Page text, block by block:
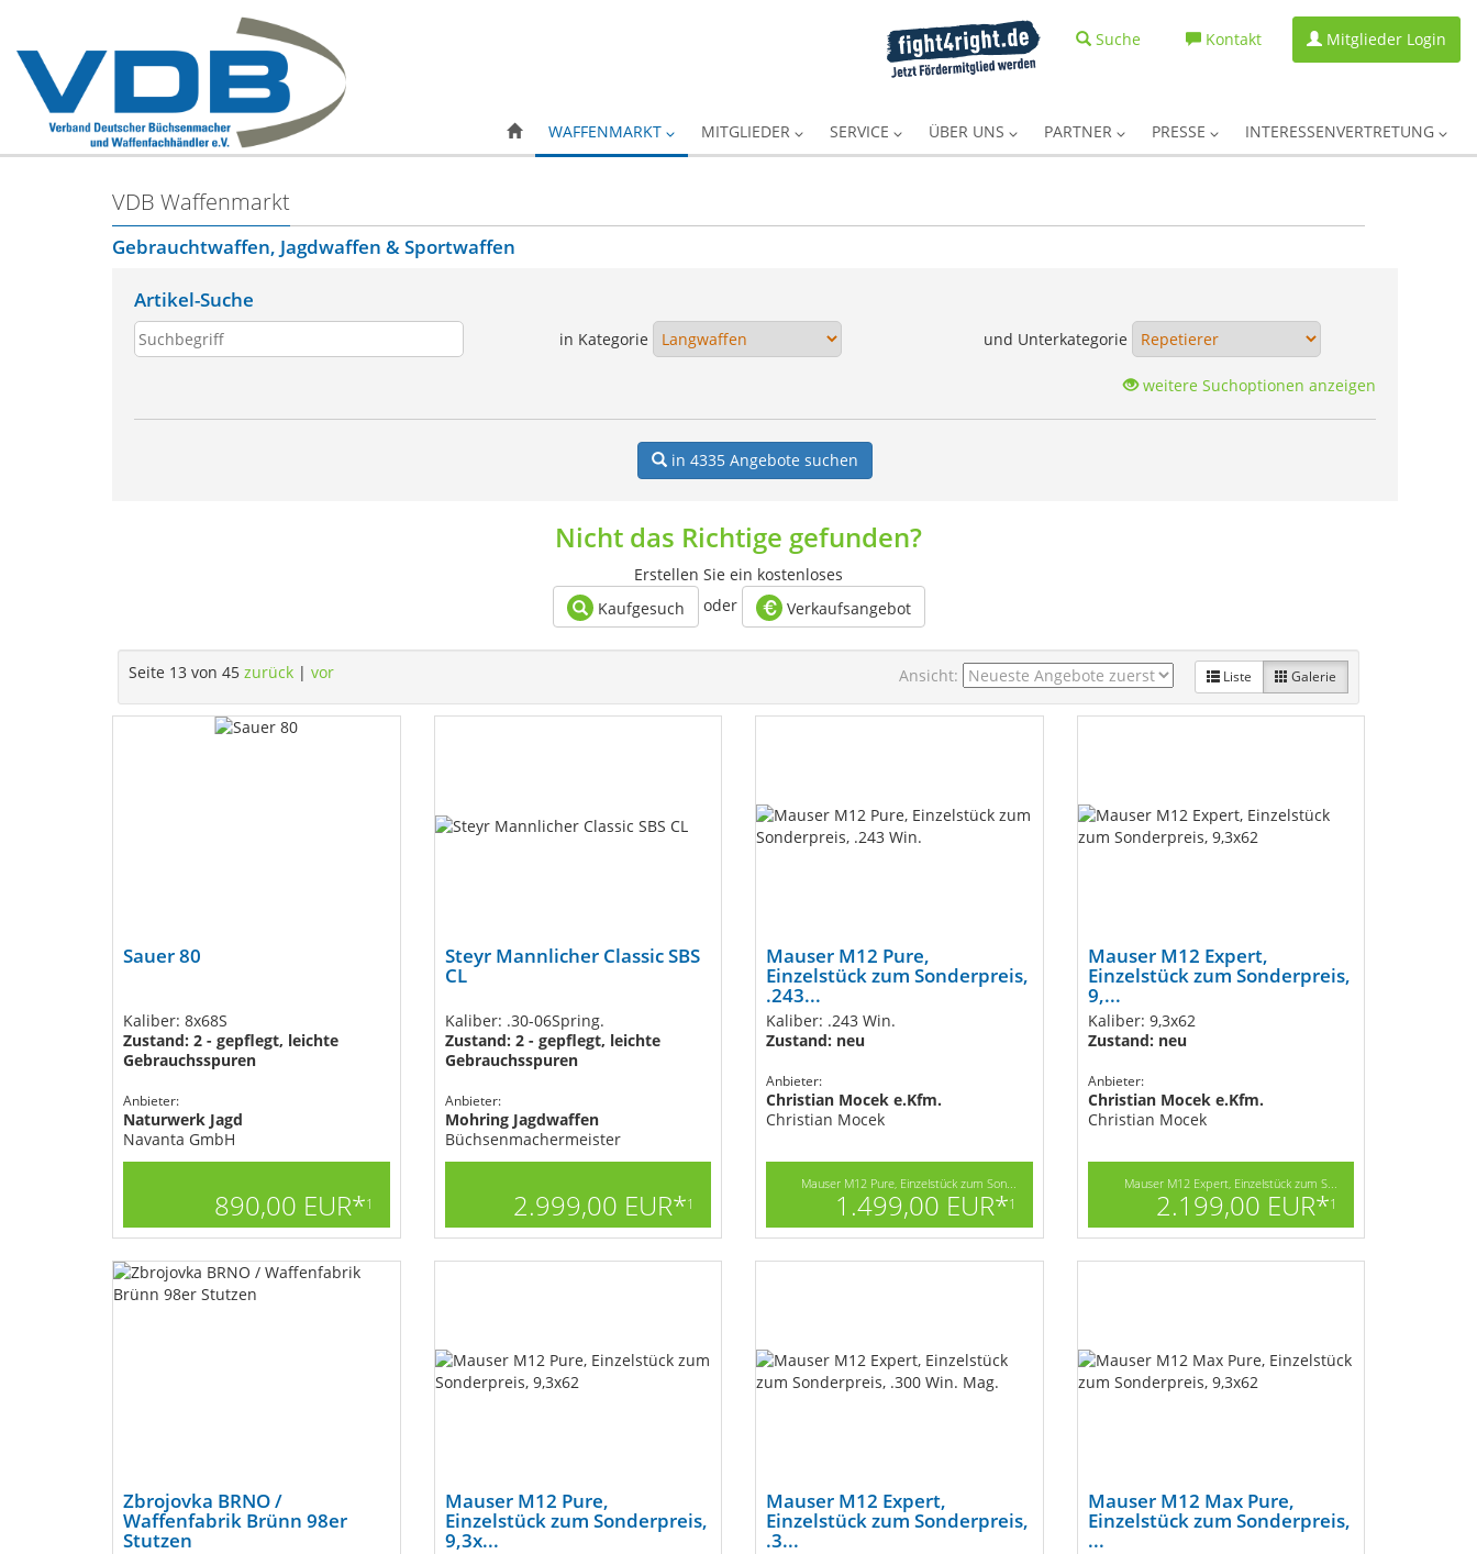
Suche Kontakt Mitglieder Login
WAFFENMARKT MITGLIEDER SERVICE ÜBER UNS PARTNER PRESSE INTERESSENVERTRETUNG
VDB Waffenmarkt
Gebrauchtwaffen, Jagdwaffen & Sportwaffen
Artikel-Suche
in Kategorie und Unterkategorie
weitere Suchoptionen anzeigen
in 4335 Angebote suchen
Nicht das Richtige gefunden?
Erstellen Sie ein kostenloses
Kaufgesuch
oder Verkaufsangebot
Ansicht: Liste Galerie
Seite 13 von 45 zurück | vor
Sauer 80
Kaliber: 8x68S
Zustand: 2 - gepflegt, leichte
Gebrauchsspuren
Anbieter:
Naturwerk Jagd
Navanta GmbH
890,00 EUR*1
Steyr Mannlicher Classic SBS
CL
Kaliber: .30-06Spring.
Zustand: 2 - gepflegt, leichte
Gebrauchsspuren
Anbieter:
Mohring Jagdwaffen
Büchsenmachermeister
2.999,00 EUR*1
Mauser M12 Pure,
Einzelstück zum Sonderpreis,
.243...
Kaliber: .243 Win.
Zustand: neu
Anbieter:
Christian Mocek e.Kfm.
Christian Mocek
Mauser M12 Pure, Einzelstück zum Son...
1.499,00 EUR*1
Mauser M12 Expert,
Einzelstück zum Sonderpreis,
9,...
Kaliber: 9,3x62
Zustand: neu
Anbieter:
Christian Mocek e.Kfm.
Christian Mocek
Mauser M12 Expert, Einzelstück zum S...
2.199,00 EUR*1
Zbrojovka BRNO /
Waffenfabrik Brünn 98er
Stutzen
Mauser M12 Pure,
Einzelstück zum Sonderpreis,
9,3x...
Mauser M12 Expert,
Einzelstück zum Sonderpreis,
.3...
Mauser M12 Max Pure,
Einzelstück zum Sonderpreis,
...